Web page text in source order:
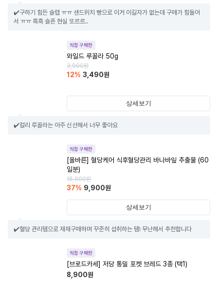
✔️구하기 힘든 슬랩 ㅠㅠ 샌드위치 빵으로 이거 이길자가 없는데 구매가 힘들어
서 ㅠㅠ 흑흑 슬픈 현실 또르르..
직접 구매한
와일드 루꼴라 50g
3,990원
12% 3,490원
상세보기
✔️컬리 루꼴라는 아주 신선해서 너무 좋아요
직접 구매한
[올바른] 혈당케어 식후혈당관리 바나바잎 추출물 (60
일분)
15,900원
37% 9,900원
상세보기
✔️혈당 관리템으로 재재구매하며 꾸준히 섭취하는 템! 무난해서 추천합니다
직접 구매한
[브로드카세] 저당 통밀 포켓 브레드 3종 (택1)
8,900원